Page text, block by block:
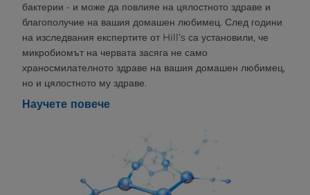
бактерии - и може да повлияе на цялостното здраве и
благополучие на вашия домашен любимец. След години
на изследвания експертите от Hill’s са установили, че
микробиомът на червата засяга не само
храносмилателното здраве на вашия домашен любимец,
но и цялостното му здраве.
Научете повече